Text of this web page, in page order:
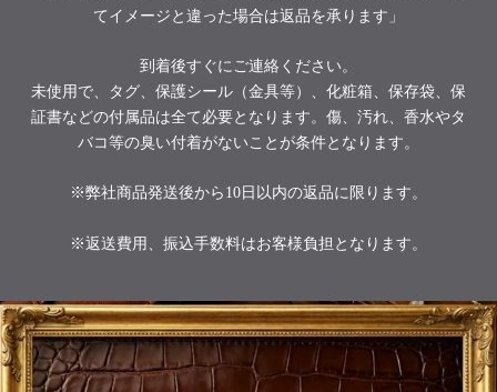
てイメージと違った場合は返品を承ります」
到着後すぐにご連絡ください。
未使用で、タグ、保護シール（金具等）、化粧箱、保存袋、保
証書などの付属品は全て必要となります。傷、汚れ、香水やタ
バコ等の臭い付着がないことが条件となります。
※弊社商品発送後から10日以内の返品に限ります。
※返送費用、振込手数料はお客様負担となります。